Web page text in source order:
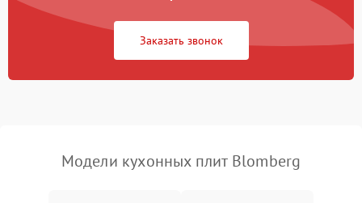
Заказать звонок
Модели кухонных плит Blomberg